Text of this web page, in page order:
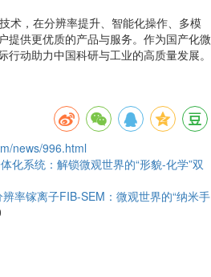
术，在分辨率提升、智能化操作、多模
提供更优质的产品与服务。作为国产化微
动助力中国科研与工业的高质量发展。
news/996.html
化系统：解锁微观世界的“形貌-化学”双
率镓离子FIB-SEM：微观世界的“纳米手